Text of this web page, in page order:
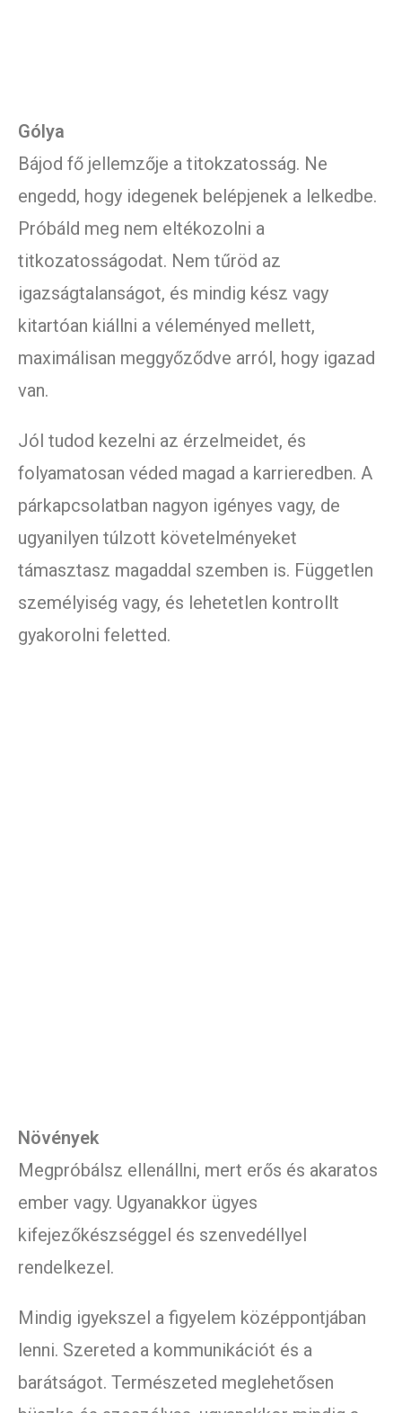
Gólya
Bájod fő jellemzője a titokzatosság. Ne
engedd, hogy idegenek belépjenek a lelkedbe.
Próbáld meg nem eltékozolni a
titkozatosságodat. Nem tűröd az
igazságtalanságot, és mindig kész vagy
kitartóan kiállni a véleményed mellett,
maximálisan meggyőződve arról, hogy igazad
van.
Jól tudod kezelni az érzelmeidet, és
folyamatosan véded magad a karrieredben. A
párkapcsolatban nagyon igényes vagy, de
ugyanilyen túlzott követelményeket
támasztasz magaddal szemben is. Független
személyiség vagy, és lehetetlen kontrollt
gyakorolni feletted.
Növények
Megpróbálsz ellenállni, mert erős és akaratos
ember vagy. Ugyanakkor ügyes
kifejezőkészséggel és szenvedéllyel
rendelkezel.
Mindig igyekszel a figyelem középpontjában
lenni. Szereted a kommunikációt és a
barátságot. Természeted meglehetősen